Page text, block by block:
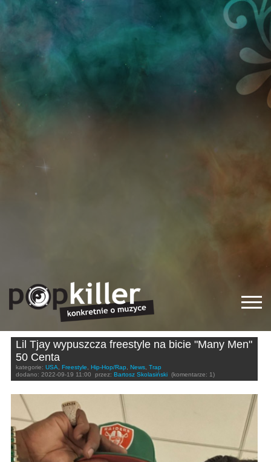
Lil Tjay wypuszcza freestyle na bicie "Many Men"
50 Centa
kategorie: USA, Freestyle, Hip-Hop/Rap, News, Trap
dodano: 2022-09-19 11:00 przez: Bartosz Skolasiński (komentarze: 1)